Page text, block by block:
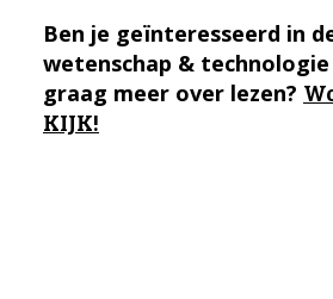
Ben je geïnteresseerd in
wetenschap &
graag meer over lezen?
KIJK!